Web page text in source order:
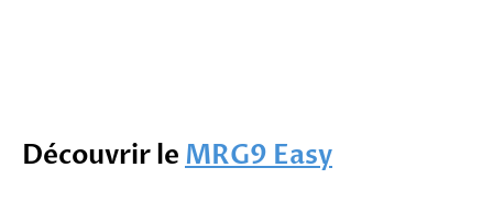
Découvrir le MRG9 Easy